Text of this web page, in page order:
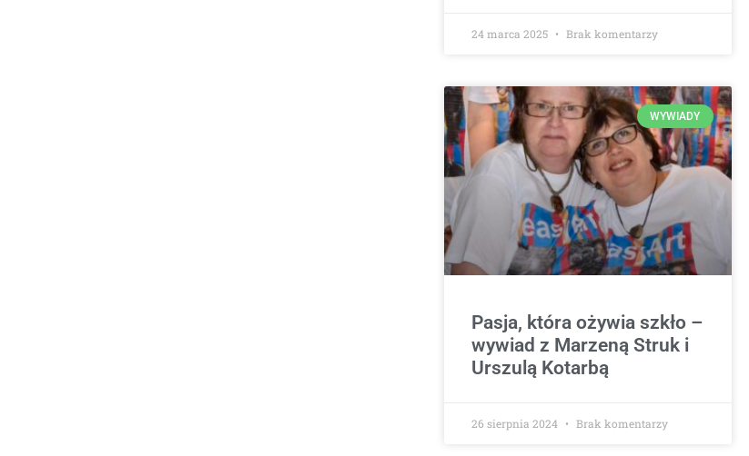
24 marca 2025 Brak komentarzy
WYWIADY
Pasja, która ożywia szkło –
wywiad z Marzeną Struk i
Urszulą Kotarbą
26 sierpnia 2024 Brak komentarzy